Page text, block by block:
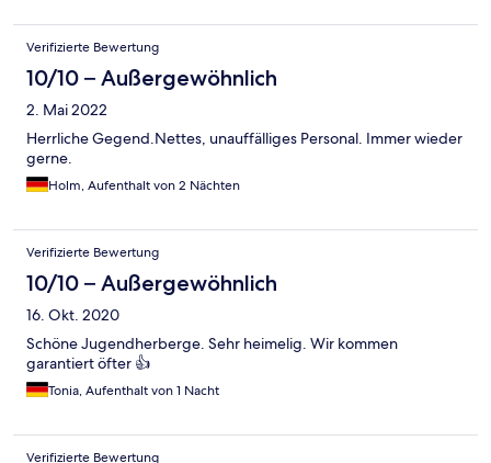
Verifizierte Bewertung
10/10 – Außergewöhnlich
2. Mai 2022
Herrliche Gegend.Nettes, unauffälliges Personal. Immer wieder
gerne.
Holm, Aufenthalt von 2 Nächten
Verifizierte Bewertung
10/10 – Außergewöhnlich
16. Okt. 2020
Schöne Jugendherberge. Sehr heimelig. Wir kommen
garantiert öfter 👍
Tonia, Aufenthalt von 1 Nacht
Verifizierte Bewertung